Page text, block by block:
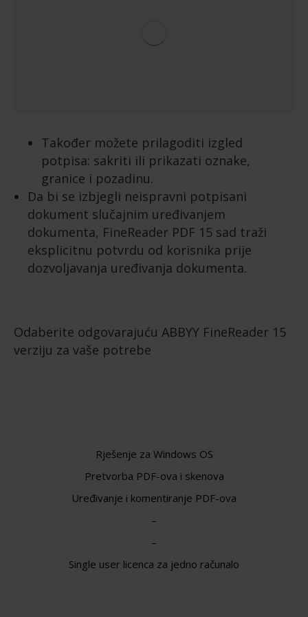
Također možete prilagoditi izgled
potpisa: sakriti ili prikazati oznake,
granice i pozadinu.
Da bi se izbjegli neispravni potpisani
dokument slučajnim uređivanjem
dokumenta, FineReader PDF 15 sad traži
eksplicitnu potvrdu od korisnika prije
dozvoljavanja uređivanja dokumenta.
Odaberite odgovarajuću ABBYY FineReader 15
verziju za vaše potrebe
Rješenje za Windows OS
Pretvorba PDF-ova i skenova
Uređivanje i komentiranje PDF-ova
–
–
Single user licenca za jedno računalo